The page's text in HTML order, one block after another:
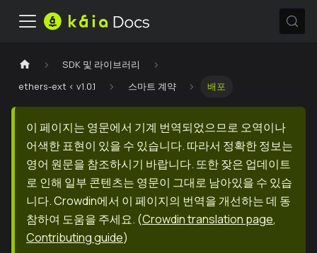
SDK 및 라이브러리
ethers-ext < v1.0.1
스마트 계약 배포
이 페이지는 영문에서 기계 번역되었으므로 오역이나
어색한 표현이 있을 수 있습니다. 따라서 정확한 정보는
영어 원문을 참조하시기 바랍니다. 또한 잦은 업데이트
로 인해 일부 콘텐츠는 영문이 그대로 남아있을 수 있습
니다. Crowdin에서 이 페이지의 번역을 개선하는 데 동
참하여 도움을 주세요. (Crowdin translation page,
Contributing guide)